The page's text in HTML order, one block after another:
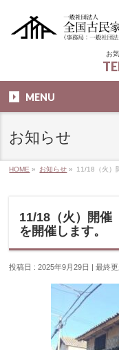
お
MENU
お知らせ
HOME » お知らせ » 11/18（火）
11/18（火）開
を開催します。
投稿日 : 2025年9月29日 最終